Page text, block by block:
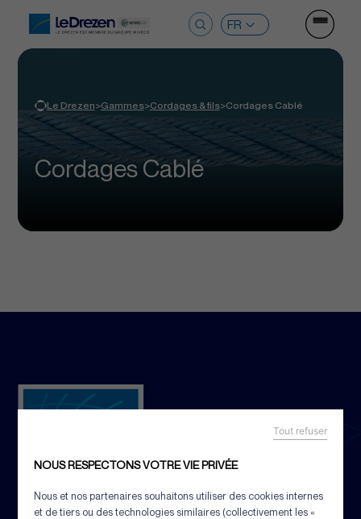
NOUS RESPECTONS VOTRE VIE PRIVÉE
Nous et nos partenaires souhaitons utiliser des cookies internes
et de tiers ou des technologies similaires (collectivement les «
Tout refuser
Ouvrir
Le Drezen>Gammes>Cordages & fils>Cordages Cablé
Cordages Cablé